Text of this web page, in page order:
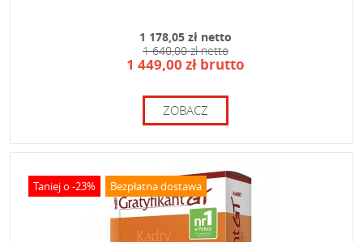
1 178,05 zł netto
1 640,00 zł netto
1 449,00 zł brutto
ZOBACZ
Taniej o -23% Bezpłatna dostawa